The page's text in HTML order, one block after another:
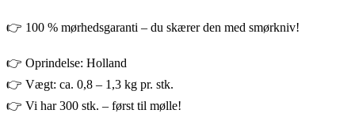
👉 100 % mørhedsgaranti – du skærer den med smørkniv!
👉 Oprindelse: Holland
👉 Vægt: ca. 0,8 – 1,3 kg pr. stk.
👉 Vi har 300 stk. – først til mølle!